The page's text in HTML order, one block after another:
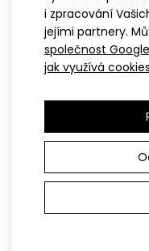
i zpracování
jejími partnery.
společnost
jak využívá cookies
Dětský
dětský cyklodres
lehkého
Zobrazuji
S
Pokud
sebe,
Vás.
výkon.
pouze